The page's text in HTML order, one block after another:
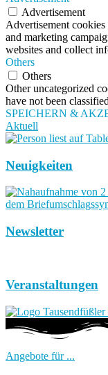
Advertisement
Advertisement
and marketing
websites and collect
Others
Others
Other uncategorized
have not been
SPEICHERN &
Aktuell
Neuigkeiten
Newsletter
Veranstaltungen
Angebote für ...